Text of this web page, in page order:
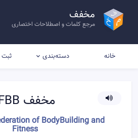
مخفف
مرجع کلمات و اصطلاحات اختصاری
خانه دسته‌بندی
مخفف
of BodyBuilding and
Fitness